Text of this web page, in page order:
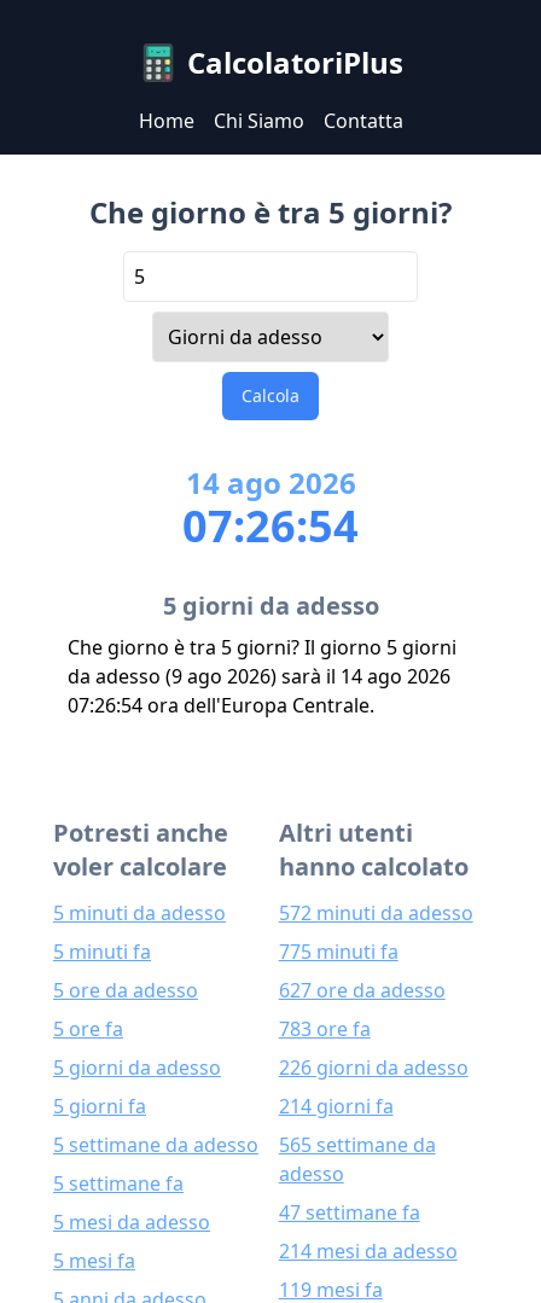
CalcolatoriPlus
Home Chi Siamo Contatta
Che giorno è tra 5 giorni?
Calcola
14 ago 2026
07:26:54
5 giorni da adesso
Che giorno è tra 5 giorni? Il giorno 5 giorni
da adesso (9 ago 2026) sarà il 14 ago 2026
07:26:54 ora dell'Europa Centrale.
Potresti anche
voler calcolare
5 minuti da adesso
5 minuti fa
5 ore da adesso
5 ore fa
5 giorni da adesso
5 giorni fa
5 settimane da adesso
5 settimane fa
5 mesi da adesso
5 mesi fa
Altri utenti
hanno calcolato
572 minuti da adesso
775 minuti fa
627 ore da adesso
783 ore fa
226 giorni da adesso
214 giorni fa
565 settimane da
adesso
47 settimane fa
214 mesi da adesso
119 mesi fa